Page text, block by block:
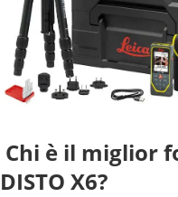
Chi è il miglior
DISTO X6?